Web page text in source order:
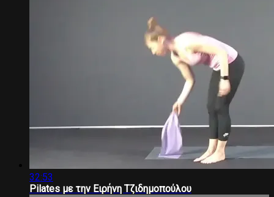
32:53
Pilates με την Ειρήνη Τζιδημοπούλου